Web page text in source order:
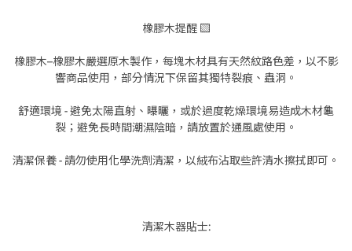
橡膠木提醒 ▧
橡膠木–橡膠木嚴選原木製作，每塊木材具有天然紋路色差，以不影
響商品使用，部分情況下保留其獨特裂痕、蟲洞。
舒適環境 - 避免太陽直射、曝曬，或於過度乾燥環境易造成木材龜
裂；避免長時間潮濕陰暗，請放置於通風處使用。
清潔保養 - 請勿使用化學洗劑清潔，以絨布沾取些許清水擦拭即可。
清潔木器貼士: